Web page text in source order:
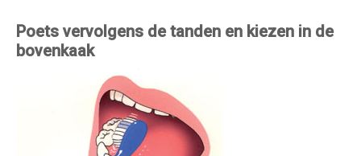
Poets vervolgens de tanden en kiezen in de
bovenkaak